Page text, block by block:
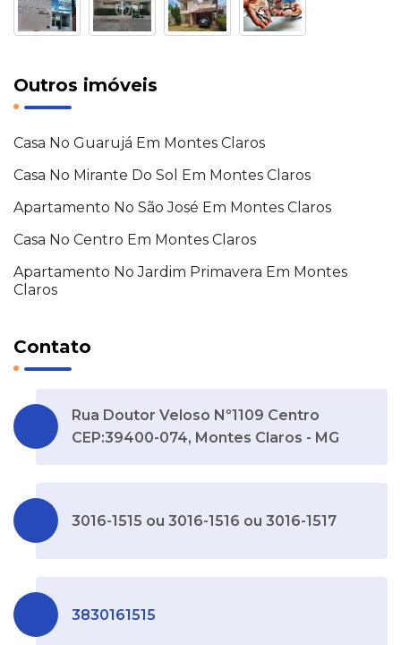
Outros imóveis
Casa No Guarujá Em Montes Claros
Casa No Mirante Do Sol Em Montes Claros
Apartamento No São José Em Montes Claros
Casa No Centro Em Montes Claros
Apartamento No Jardim Primavera Em Montes
Claros
Contato
Rua Doutor Veloso Nº1109 Centro
CEP:39400-074, Montes Claros - MG
3016-1515 ou 3016-1516 ou 3016-1517
3830161515